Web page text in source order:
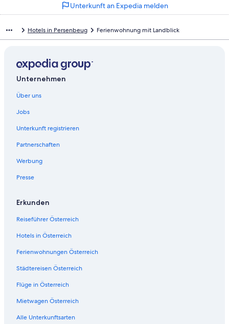
d
d
e
f
o
g
n
d
S
i
e
f
n
t
F
r
i
n
o
Unterkunft an Expedia melden
Hotels in Persenbeug Ferienwohnung mit Landblick
Unternehmen
Über uns
Jobs
Unterkunft registrieren
Partnerschaften
Werbung
Presse
Erkunden
Reiseführer Österreich
Hotels in Österreich
Ferienwohnungen Österreich
Städtereisen Österreich
Flüge in Österreich
Mietwagen Österreich
Alle Unterkunftsarten